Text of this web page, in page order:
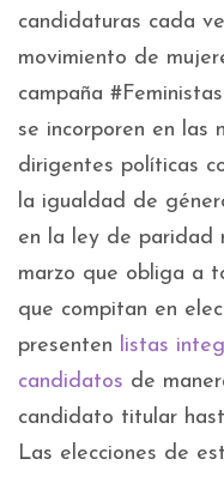
candidaturas cada
movimiento de
campaña
se incorporen en las
dirigentes políticas
la igualdad de
en la ley de paridad
marzo que obliga a
que compitan en
presenten listas
candidatos de
candidato titular
Las elecciones de